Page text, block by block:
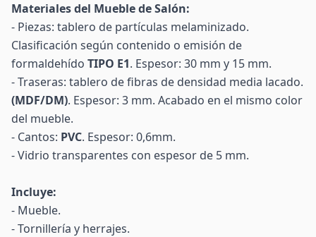
Materiales del Mueble de Salón:
- Piezas: tablero de partículas melaminizado.
Clasificación según contenido o emisión de
formaldehído TIPO E1. Espesor: 30 mm y 15 mm.
- Traseras: tablero de fibras de densidad media lacado.
(MDF/DM). Espesor: 3 mm. Acabado en el mismo color
del mueble.
- Cantos: PVC. Espesor: 0,6mm.
- Vidrio transparentes con espesor de 5 mm.
Incluye:
- Mueble.
- Tornillería y herrajes.